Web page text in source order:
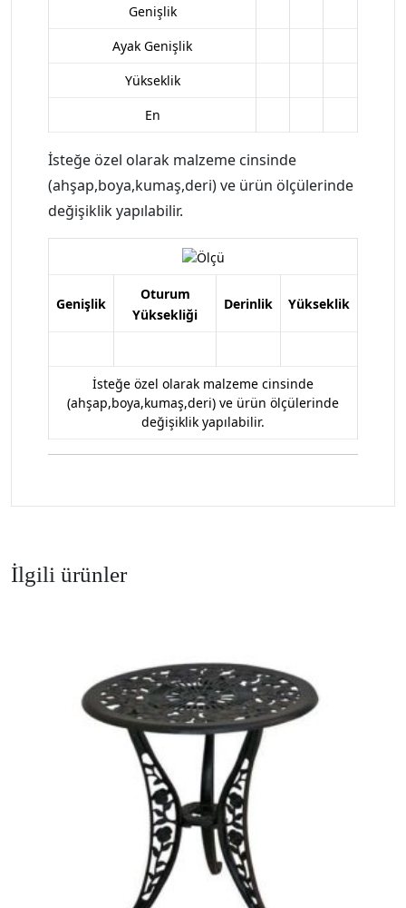
Genişlik
Ayak Genişlik
Yükseklik
En
İsteğe özel olarak malzeme cinsinde
(ahşap,boya,kumaş,deri) ve ürün ölçülerinde
değişiklik yapılabilir.
Genişlik
Oturum
Yüksekliği
Derinlik Yükseklik
İsteğe özel olarak malzeme cinsinde
(ahşap,boya,kumaş,deri) ve ürün ölçülerinde
değişiklik yapılabilir.
İlgili ürünler